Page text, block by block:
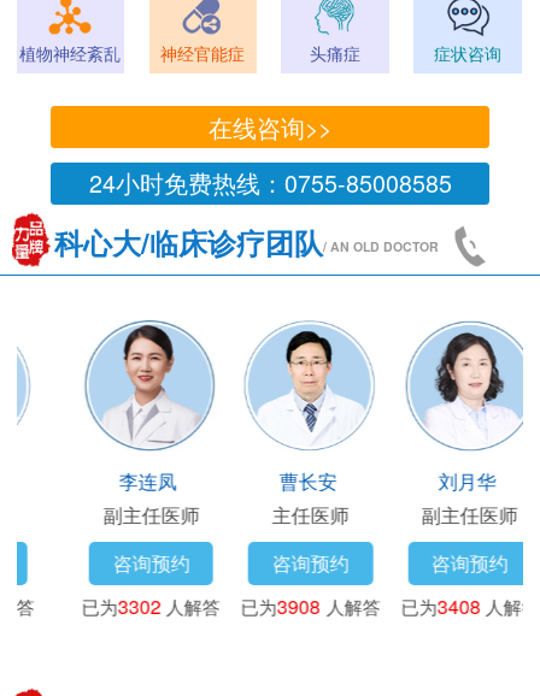
植物神经紊乱 神经官能症 头痛症 症状咨询
在线咨询>>
24小时免费热线：0755-85008585
科心大/临床诊疗团队/ AN OLD DOCTOR
解答
王国陶
临床部主任
咨询预约
已为4173 人解答
顾连友
副主任医师
咨询预约
已为3016 人解答
李连凤
副主任医师
咨询预约
已为3302人